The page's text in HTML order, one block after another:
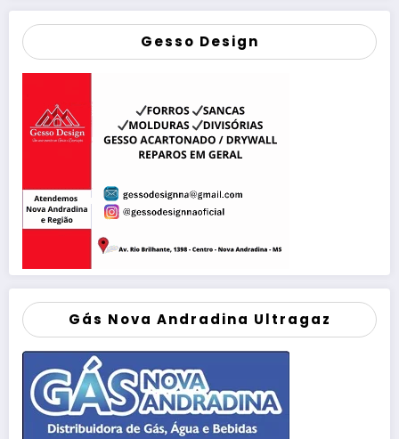
Gesso Design
Gás Nova Andradina Ultragaz